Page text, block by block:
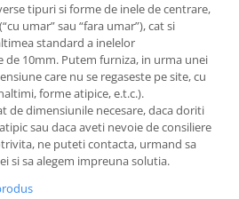
tipuri si forme de inele de centrare,
umar” sau “fara umar”), cat si
standard a inelelor
de 10mm. Putem furniza, in urma unei
care nu se regaseste pe site, cu
forme atipice, e.t.c.).
de dimensiunile necesare, daca doriti
sau daca aveti nevoie de consiliere
ne puteti contacta, urmand sa
si sa alegem impreuna solutia.